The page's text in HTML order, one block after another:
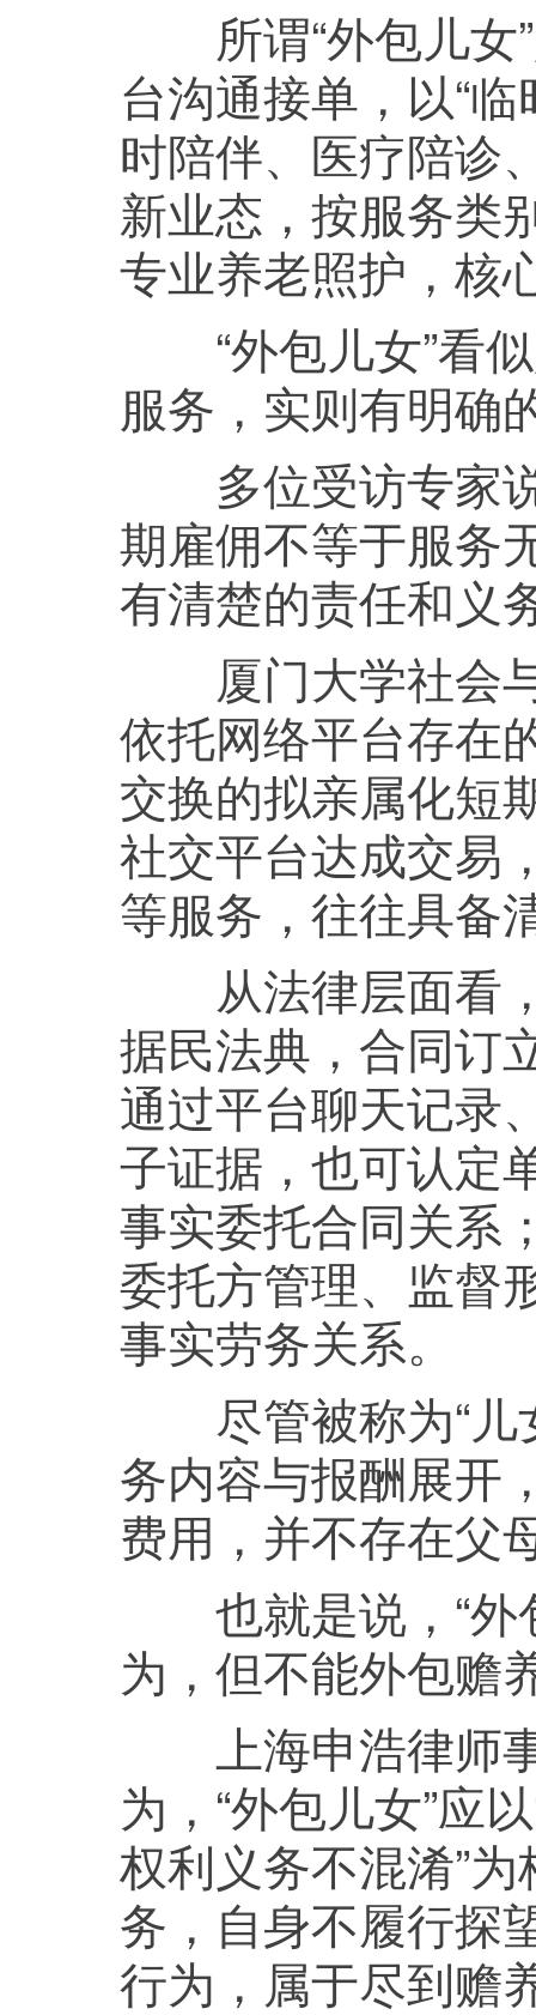
所谓“外包儿女”
台沟通接单，以“
时陪伴、医疗陪诊
新业态，按服务类
专业养老照护，核
“外包儿女”看似
服务，实则有明确
多位受访专家说
期雇佣不等于服务
有清楚的责任和义
厦门大学社会与
依托网络平台存在
交换的拟亲属化短
社交平台达成交易
等服务，往往具备
从法律层面看，
据民法典，合同订
通过平台聊天记录
子证据，也可认定
事实委托合同关系
委托方管理、监督
事实劳务关系。
尽管被称为“儿
务内容与报酬展开
费用，并不存在父
也就是说，“外
为，但不能外包赡
上海申浩律师事
为，“外包儿女”应
权利义务不混淆”
务，自身不履行探
行为，属于尽到赡